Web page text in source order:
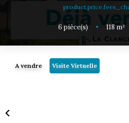
SERVICE
6 pièce(s) • 118m²
A vendre Visite Virtuelle